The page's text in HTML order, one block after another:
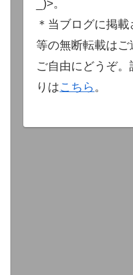
_)>。
＊当ブログに掲
等の無断転載は
ご自由にどうぞ
りはこちら 。